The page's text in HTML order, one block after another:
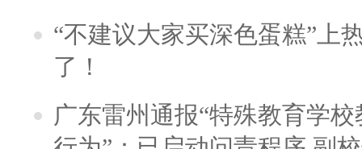
“不建议大家买深色蛋糕”上
了！
广东雷州通报“特殊教育学